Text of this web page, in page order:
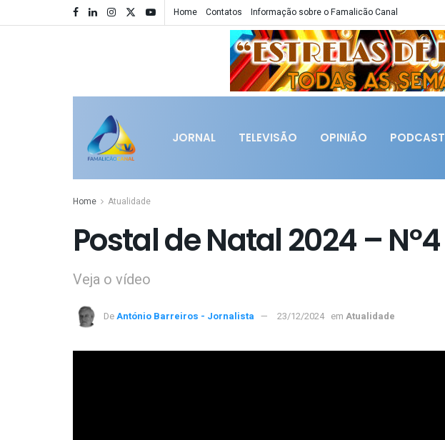
Home Contatos Informação sobre o Famalicão Canal
JORNAL TELEVISÃO OPINIÃO PODCAST
Home Atualidade
Postal de Natal 2024 – Nº4
Veja o vídeo
DeAntónio Barreiros - Jornalista 23/12/2024 em Atualidade